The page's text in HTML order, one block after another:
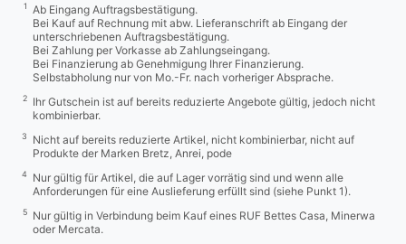
1
Ab Eingang Auftragsbestätigung.
Bei Kauf auf Rechnung mit abw. Lieferanschrift ab Eingang der
unterschriebenen Auftragsbestätigung.
Bei Zahlung per Vorkasse ab Zahlungseingang.
Bei Finanzierung ab Genehmigung Ihrer Finanzierung.
Selbstabholung nur von Mo.-Fr. nach vorheriger Absprache.
2
Ihr Gutschein ist auf bereits reduzierte Angebote gültig, jedoch nicht
kombinierbar.
3
Nicht auf bereits reduzierte Artikel, nicht kombinierbar, nicht auf
Produkte der Marken Bretz, Anrei, pode
4
Nur gültig für Artikel, die auf Lager vorrätig sind und wenn alle
Anforderungen für eine Auslieferung erfüllt sind (siehe Punkt 1).
5
Nur gültig in Verbindung beim Kauf eines RUF Bettes Casa, Minerwa
oder Mercata.